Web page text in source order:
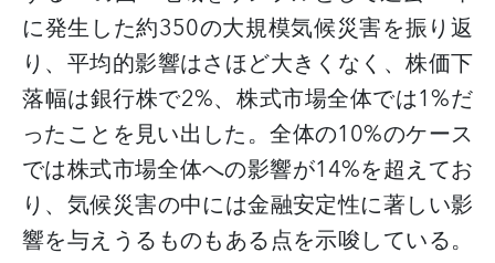
に発生した約350の大規模気候災害を振り返
り、平均的影響はさほど大きくなく、株価下
落幅は銀行株で2%、株式市場全体では1%だ
ったことを見い出した。全体の10%のケース
では株式市場全体への影響が14%を超えてお
り、気候災害の中には金融安定性に著しい影
響を与えうるものもある点を示唆している。